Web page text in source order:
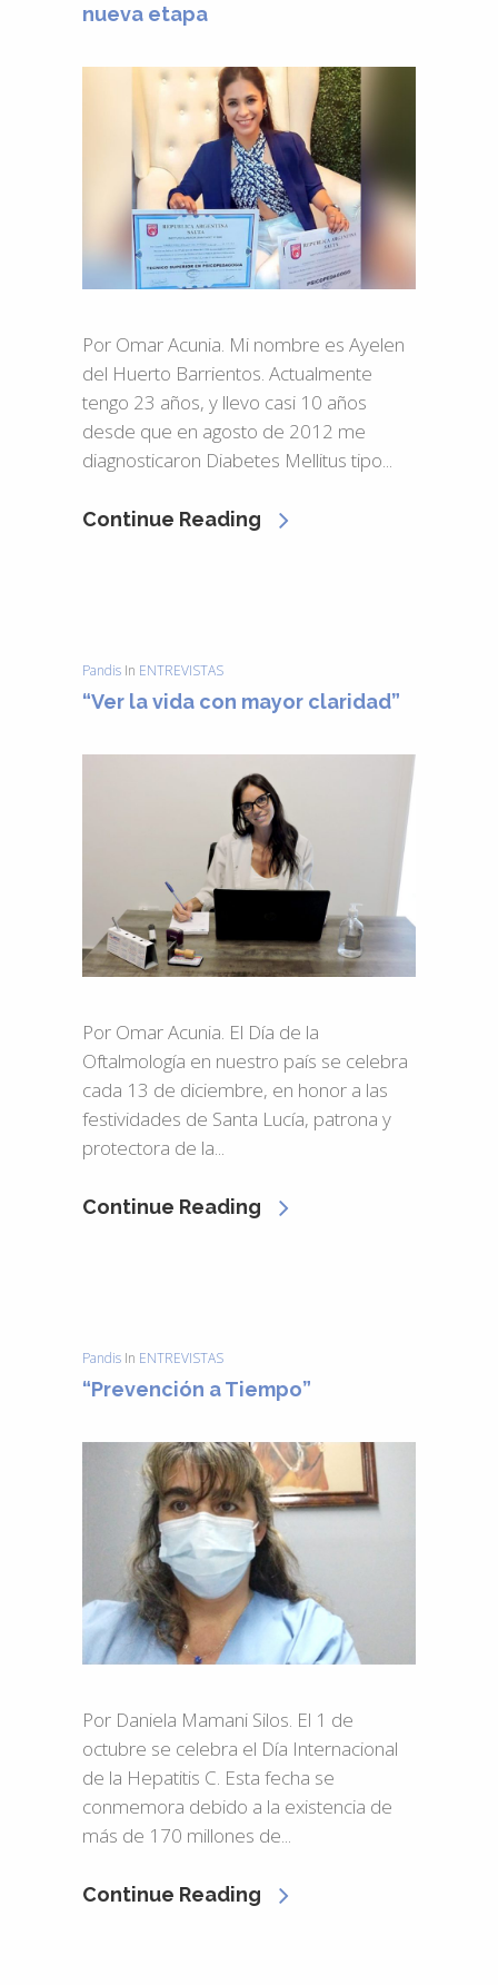
nueva etapa
Por Omar Acunia. Mi nombre es Ayelen
del Huerto Barrientos. Actualmente
tengo 23 años, y llevo casi 10 años
desde que en agosto de 2012 me
diagnosticaron Diabetes Mellitus tipo...
Continue Reading
Pandis In ENTREVISTAS
“Ver la vida con mayor claridad”
Por Omar Acunia. El Día de la
Oftalmología en nuestro país se celebra
cada 13 de diciembre, en honor a las
festividades de Santa Lucía, patrona y
protectora de la...
Continue Reading
Pandis In ENTREVISTAS
“Prevención a Tiempo”
Por Daniela Mamani Silos. El 1 de
octubre se celebra el Día Internacional
de la Hepatitis C. Esta fecha se
conmemora debido a la existencia de
más de 170 millones de...
Continue Reading